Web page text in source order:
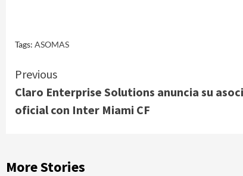
Tags: ASOMAS
Continue
Reading
Previous
Claro Enterprise Solutions anuncia su
oficial con Inter Miami CF
More Stories